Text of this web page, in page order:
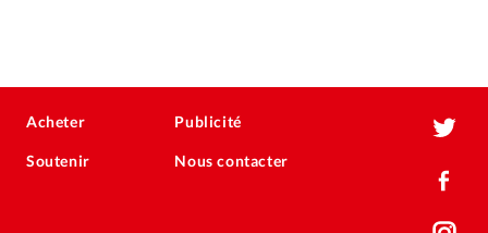
Acheter
Soutenir
Publicité
Nous contacter